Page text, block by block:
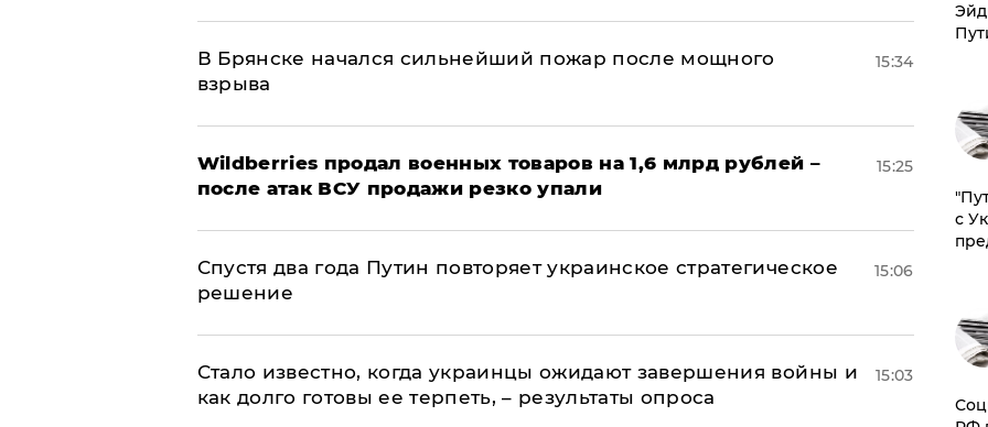
В Брянске начался сильнейший пожар после мощного
взрыва
15:34
​Wildberries продал военных товаров на 1,6 млрд рублей –
после атак ВСУ продажи резко упали
15:25
Спустя два года Путин повторяет украинское стратегическое
решение
15:06
Стало известно, когда украинцы ожидают завершения войны и
как долго готовы ее терпеть, – результаты опроса
15:03
с